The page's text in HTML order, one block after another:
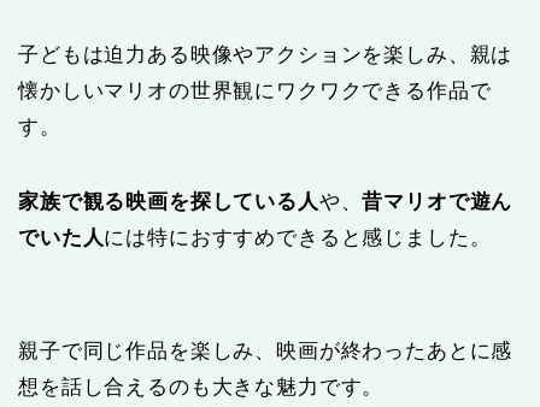
子どもは迫力ある映像やアクションを楽しみ、親は
懐かしいマリオの世界観にワクワクできる作品で
す。
家族で観る映画を探している人や、昔マリオで遊ん
でいた人には特におすすめできると感じました。
親子で同じ作品を楽しみ、映画が終わったあとに感
想を話し合えるのも大きな魅力です。